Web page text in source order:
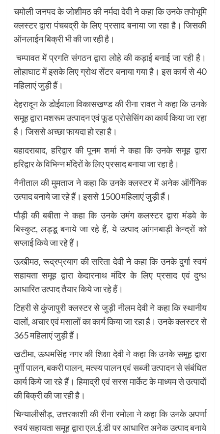
चमोली जनपद के जोशीमठ की नर्मदा देवी ने कहा कि उनके तपोभूमि
क्लस्टर द्वारा पंचबद्री के लिए प्रसाद बनाया जा रहा है। जिसकी
ऑनलाईन बिक्री भी की जा रही है।
चम्पावत में प्रगति संगठन द्वारा लोहे की कड़ाई बनाई जा रही है।
लोहाघाट में इसके लिए ग्रोथ सेंटर बनाया गया है। इस कार्य से 40
महिलाएं जुड़ी हैं।
देहरादून के डोईवाला विकासखण्ड की रीना रावत ने कहा कि उनके
समूह द्वारा मशरूम उत्पादन एवं फूड प्रोसेसिंग का कार्य किया जा रहा
है। जिससे अच्छा फायदा हो रहा है।
बहादराबाद, हरिद्वार की पूनम शर्मा ने कहा कि उनके समूह द्वारा
हरिद्वार के विभिन्न मंदिरों के लिए प्रसाद बनाया जा रहा है।
नैनीताल की मुमताज ने कहा कि उनके क्लस्टर में अनेक ऑर्गेनिक
उत्पाद बनाये जा रहे हैं। इससे 1500 महिलाएं जुड़ी हैं।
पौड़ी की बबीता ने कहा कि उनके उमंग कलस्टर द्वारा मंडवे के
बिस्कुट, लड्डू बनाये जा रहे हैं, ये उत्पाद आंगनबाड़ी केन्द्रों को
सप्लाई किये जा रहे हैं।
ऊखीमठ, रूद्रप्रयाग की सरिता देवी ने कहा कि उनके दुर्गा स्वयं
सहायता समूह द्वारा केदारनाथ मंदिर के लिए प्रसाद एवं दुग्ध
आधारित उत्पाद तैयार किये जा रहे हैं।
टिहरी से कुंजापुरी क्लस्टर से जुड़ी नीलम देवी ने कहा कि स्थानीय
दालों, अचार एवं मसालों का कार्य किया जा रहा है। उनके क्लस्टर से
365 महिलाएं जुड़ी हैं।
खटीमा, ऊधमसिंह नगर की शिक्षा देवी ने कहा कि उनके समूह द्वारा
मुर्गी पालन, बकरी पालन, मत्स्य पालन एवं सब्जी उत्पादन से संबंधित
कार्य किये जा रहे हैं। हिमाद्री एवं सरस मार्केट के माध्यम से उत्पादों
की बिक्री की जा रही है।
चिन्यालीसौड़, उत्तरकाशी की रीना रमोला ने कहा कि उनके अपर्णा
स्वयं सहायता समूह द्वारा एल.ई.डी पर आधारित अनेक उत्पाद बनाये